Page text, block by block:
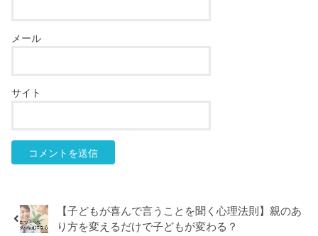
メール
サイト
【子どもが喜んで言うことを聞く心理法則】親のあ
り方を変えるだけで子どもが変わる？